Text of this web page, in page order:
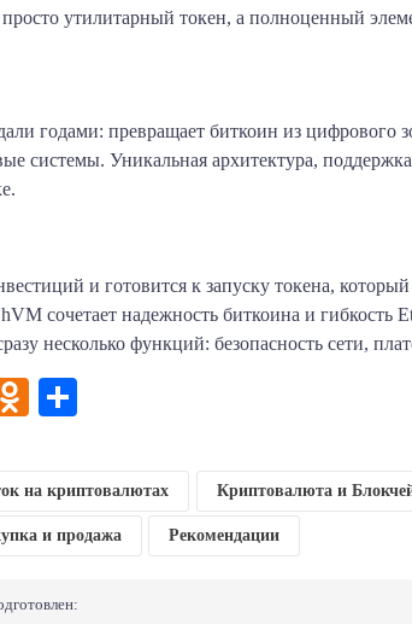
утилитарный токен, а полноценный
годами: превращает биткоин из цифрового
системы. Уникальная архитектура,
и готовится к запуску токена,
сочетает надежность биткоина и
несколько функций: безопасность сети,
Telegram
Odnoklassniki
на криптовалютах Криптовалюта и
и продажа Рекомендации